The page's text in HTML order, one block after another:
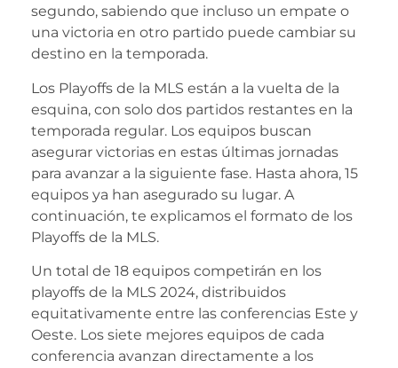
segundo, sabiendo que incluso un empate o
una victoria en otro partido puede cambiar su
destino en la temporada.
Los Playoffs de la MLS están a la vuelta de la
esquina, con solo dos partidos restantes en la
temporada regular. Los equipos buscan
asegurar victorias en estas últimas jornadas
para avanzar a la siguiente fase. Hasta ahora, 15
equipos ya han asegurado su lugar. A
continuación, te explicamos el formato de los
Playoffs de la MLS.
Un total de 18 equipos competirán en los
playoffs de la MLS 2024, distribuidos
equitativamente entre las conferencias Este y
Oeste. Los siete mejores equipos de cada
conferencia avanzan directamente a los